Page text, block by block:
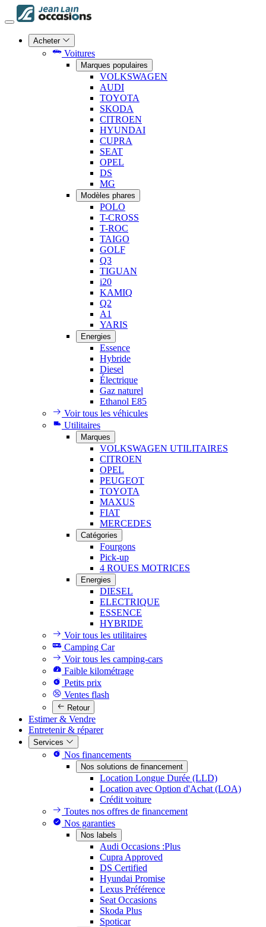
Acheter
Voitures
Marques populaires
VOLKSWAGEN
AUDI
TOYOTA
SKODA
CITROEN
HYUNDAI
CUPRA
SEAT
OPEL
DS
MG
Modèles phares
POLO
T-CROSS
T-ROC
TAIGO
GOLF
Q3
TIGUAN
i20
KAMIQ
Q2
A1
YARIS
Energies
Essence
Hybride
Diesel
Électrique
Gaz naturel
Ethanol E85
Voir tous les véhicules
Utilitaires
Marques
VOLKSWAGEN UTILITAIRES
CITROEN
OPEL
PEUGEOT
TOYOTA
MAXUS
FIAT
MERCEDES
Catégories
Fourgons
Pick-up
4 ROUES MOTRICES
Energies
DIESEL
ELECTRIQUE
ESSENCE
HYBRIDE
Voir tous les utilitaires
Camping Car
Voir tous les camping-cars
Faible kilométrage
Petits prix
Ventes flash
Retour
Estimer & Vendre
Entretenir & réparer
Services
Nos financements
Nos solutions de financement
Location Longue Durée (LLD)
Location avec Option d'Achat (LOA)
Crédit voiture
Toutes nos offres de financement
Nos garanties
Nos labels
Audi Occasions :Plus
Cupra Approved
DS Certified
Hyundai Promise
Lexus Préférence
Seat Occasions
Skoda Plus
Spoticar